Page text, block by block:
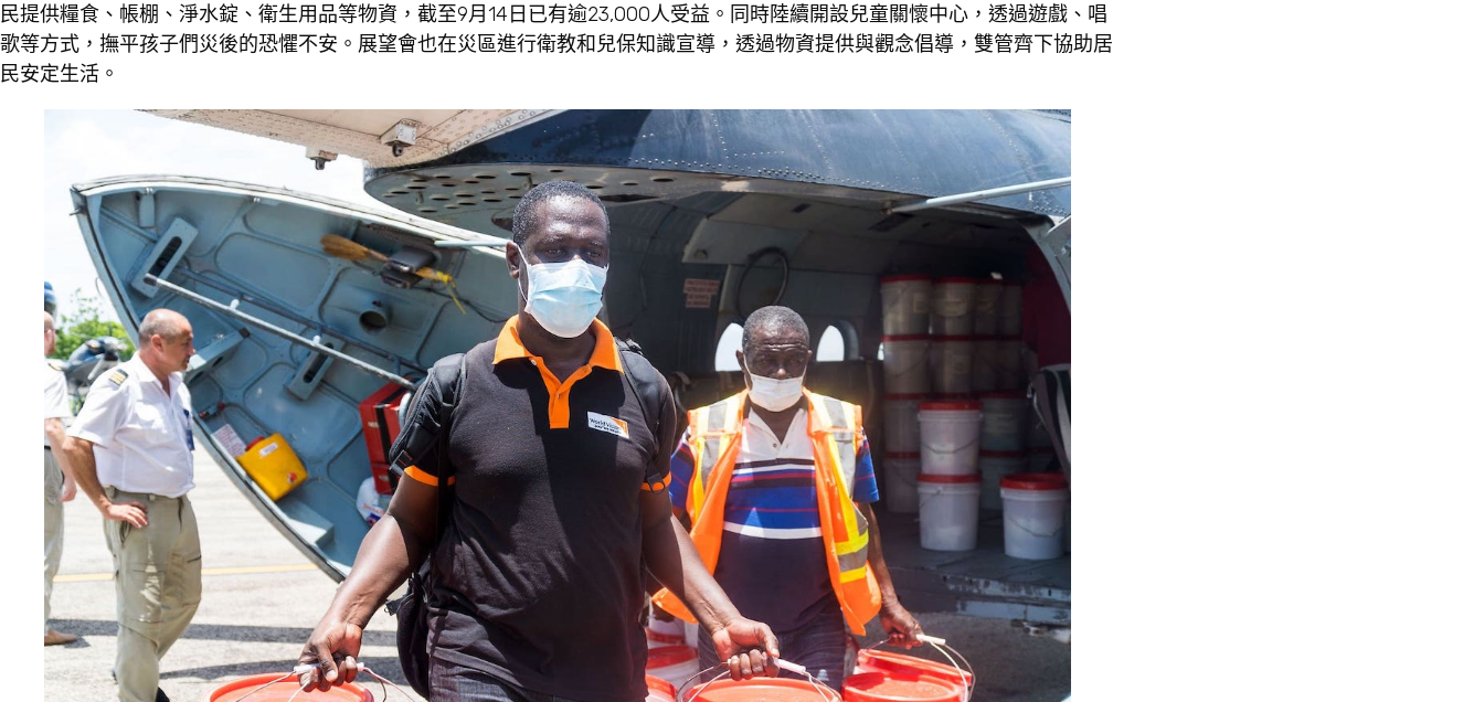
民提供糧食、帳棚、淨水錠、衛生用品等物資，截至9月14日已有逾23,000人受益。同時陸續開設兒童關懷中心，透過遊戲、唱
歌等方式，撫平孩子們災後的恐懼不安。展望會也在災區進行衛教和兒保知識宣導，透過物資提供與觀念倡導，雙管齊下協助居
民安定生活。